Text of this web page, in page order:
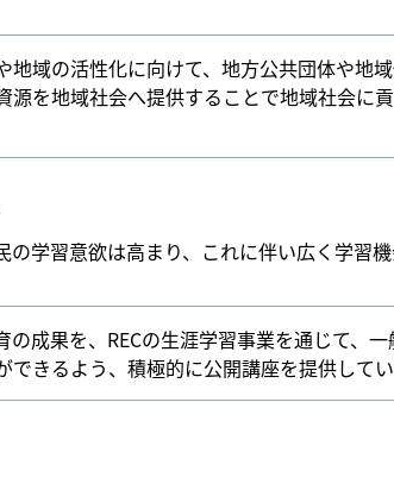
地域の活性化に向けて、地方公共団体や地
源を地域社会へ提供することで地域社会に
の学習意欲は高まり、これに伴い広く学習
成果を、RECの生涯学習事業を通じて、
きるよう、積極的に公開講座を提供してい